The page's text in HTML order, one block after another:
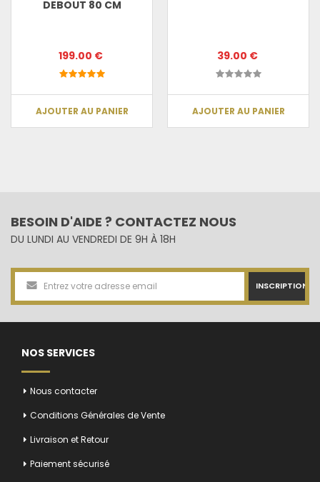
DEBOUT 80 CM
199.00 €
AJOUTER AU PANIER
39.00 €
AJOUTER AU PANIER
BESOIN D'AIDE ? CONTACTEZ NOUS
DU LUNDI AU VENDREDI DE 9H À 18H
INSCRIPTION
NOS SERVICES
Nous contacter
Conditions Générales de Vente
Livraison et Retour
Paiement sécurisé